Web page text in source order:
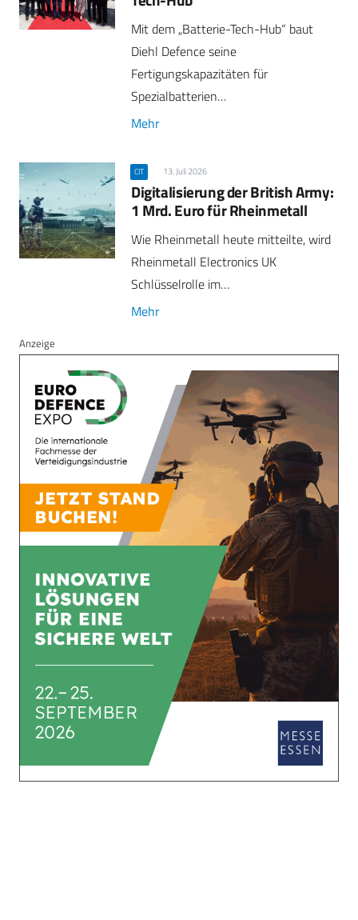
Mit dem „Batterie-Tech-Hub“ baut
Diehl Defence seine
Fertigungskapazitäten für
Spezialbatterien…
Mehr
CIT 13. Juli 2026
Digitalisierung der British Army:
1 Mrd. Euro für Rheinmetall
Wie Rheinmetall heute mitteilte, wird
Rheinmetall Electronics UK
Schlüsselrolle im…
Mehr
Anzeige